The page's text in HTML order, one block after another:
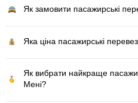
Як замовити пасажирські
Яка ціна пасажирські
Як вибрати найкраще
Мені?